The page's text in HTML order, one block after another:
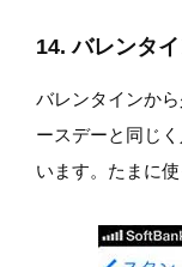
14. バレンタ
バレンタインか
ースデーと同じ
います。たまに